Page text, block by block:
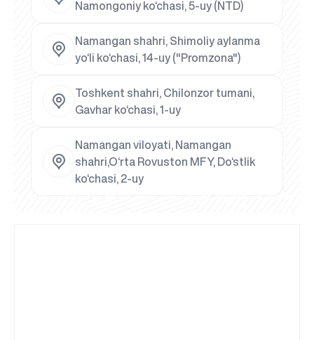
Namongoniy ko‘chasi, 5-uy (NTD)
Namangan shahri, Shimoliy aylanma
yo‘li ko‘chasi, 14-uy ("Promzona")
Toshkent shahri, Chilonzor tumani,
Gavhar ko‘chasi, 1-uy
Namangan viloyati, Namangan
shahri,O‘rta Rovuston MFY, Do‘stlik
ko‘chasi, 2-uy